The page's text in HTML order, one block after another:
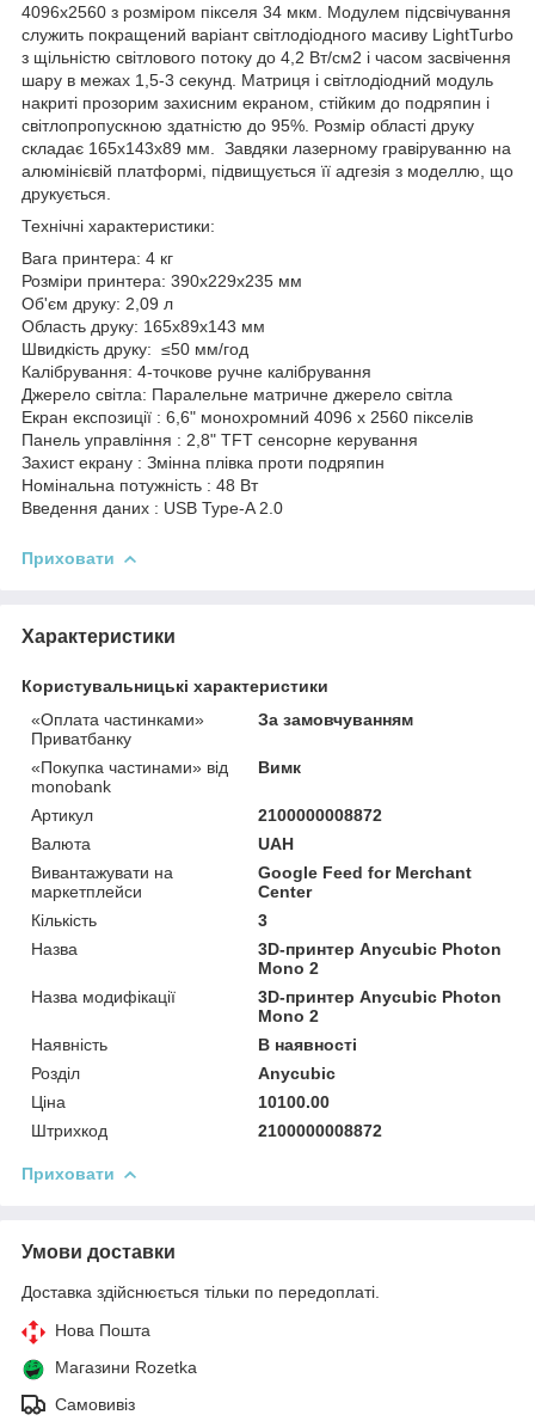
4096х2560 з розміром пікселя 34 мкм. Модулем підсвічування
служить покращений варіант світлодіодного масиву LightTurbo
з щільністю світлового потоку до 4,2 Вт/см2 і часом засвічення
шару в межах 1,5-3 секунд. Матриця і світлодіодний модуль
накриті прозорим захисним екраном, стійким до подряпин і
світлопропускною здатністю до 95%. Розмір області друку
складає 165х143х89 мм. Завдяки лазерному гравіруванню на
алюмінієвій платформі, підвищується її адгезія з моделлю, що
друкується.
Технічні характеристики:
Вага принтера: 4 кг
Розміри принтера: 390x229x235 мм
Об'єм друку: 2,09 л
Область друку: 165x89x143 мм
Швидкість друку: ≤50 мм/год
Калібрування: 4-точкове ручне калібрування
Джерело світла: Паралельне матричне джерело світла
Екран експозиції : 6,6" монохромний 4096 x 2560 пікселів
Панель управління : 2,8" TFT сенсорне керування
Захист екрану : Змінна плівка проти подряпин
Номінальна потужність : 48 Вт
Введення даних : USB Type-A 2.0
Приховати
Характеристики
Користувальницькі характеристики
«Оплата частинками»
Приватбанку
За замовчуванням
«Покупка частинами» від
monobank
Вимк
Артикул
2100000008872
Валюта
UAH
Вивантажувати на
маркетплейси
Google Feed for Merchant
Center
Кількість
3
Назва
3D-принтер Anycubic Photon
Mono 2
Назва модифікації
3D-принтер Anycubic Photon
Mono 2
Наявність
В наявності
Розділ
Anycubic
Ціна
10100.00
Штрихкод
2100000008872
Приховати
Умови доставки
Доставка здійснюється тільки по передоплаті.
Нова Пошта
Магазини Rozetka
Самовивіз